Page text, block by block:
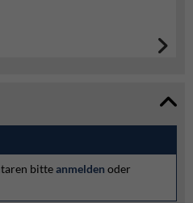
bitteanmelden oder